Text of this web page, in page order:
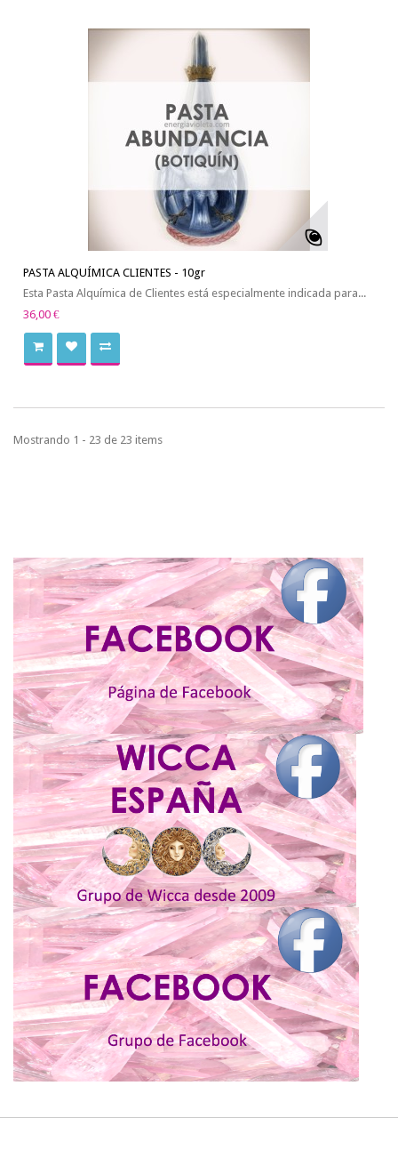
PASTA ALQUÍMICA CLIENTES - 10gr
Esta Pasta Alquímica de Clientes está especialmente indicada para...
36,00 €
Mostrando 1 - 23 de 23 items